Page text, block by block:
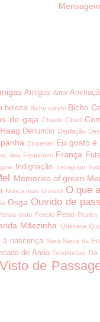
Amigos Amor
beleza Bicho careto Bicho
de gaja Chiado Cloud
Denuncio Depilação
Etiquetas Eu gosto é
Vela Financeiro França
Indignação Instagram
Memories of green
Nunca mais crescer O que
Osga Ouvido de
nisto People Peso Pestes
Mãezinha Quintana
à nascença Será Serra da
de Areia Tendências TIA
Visto de